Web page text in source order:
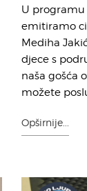
U programu
emitiramo
Mediha
djece s
naša gošća
možete
Opširnije...